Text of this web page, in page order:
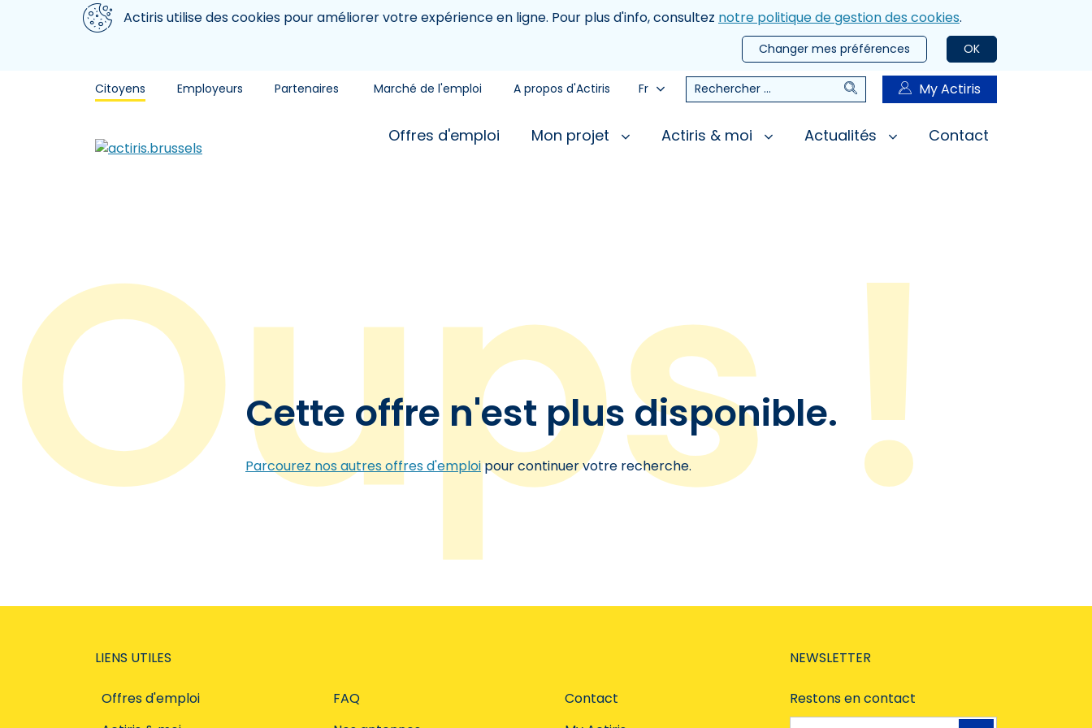
Aller au contenu principal
Nous utilisons des cookiesActiris utilise des cookies pour améliorer votre expérience en ligne. Pour plus d'info, consultez notre politique de gestion des cookies.
OK
Changer mes préférences
Citoyens Employeurs Partenaires Marché de l'emploi A propos d'Actiris Fr Rechercher RechercherMy Actiris
Offres d'emploi Mon projet Actiris & moi Actualités Contact
Cette offre n'est plus disponible.
Parcourez nos autres offres d'emploipour continuer votre recherche.
LIENS UTILES
Offres d'emploi
FAQ
Contact
NEWSLETTER
Restons en contact